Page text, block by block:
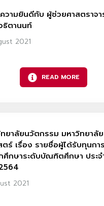
วามยินดีกับ ผู้ช่วยศาสตราจ
ตานนท์
2021
READ MORE
ทยาลัยนวัตกรรม มหาวิทยาลัย
ตร์ เรื่อง รายชื่อผู้ได้รับทุนกา
ศึกษาระดับบัณฑิตศึกษา ประจ
2021